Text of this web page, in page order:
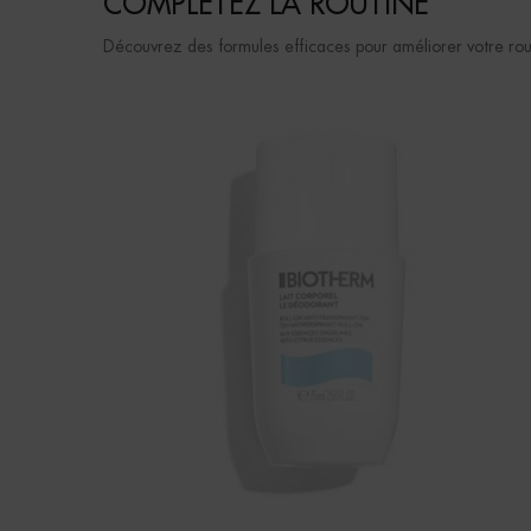
Découvrez des formules efficaces pour améliorer votre